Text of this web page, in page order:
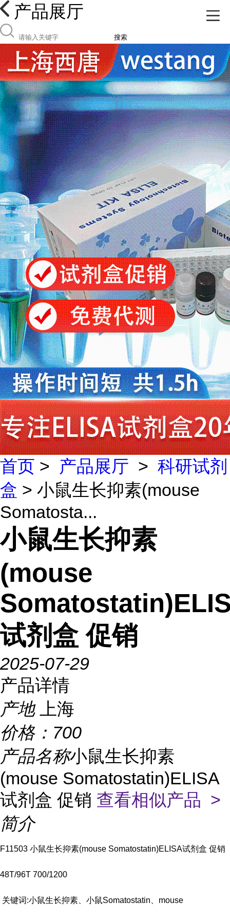
产品展厅
搜索
首页 > 产品展厅 > 科研试剂
盒 > 小鼠生长抑素(mouse
Somatosta...
小鼠生长抑素
(mouse
试剂盒 促销
2025-07-29
产品详情
产地
上海
价格： 700
产品名称小鼠生长抑素
(mouse Somatostatin)ELISA
试剂盒 促销 查看相似产品 >
简介
F11503 小鼠生长抑素(mouse Somatostatin)ELISA试剂盒 促销
48T/96T 700/1200
关键词:小鼠生长抑素、小鼠Somatostatin、mouse